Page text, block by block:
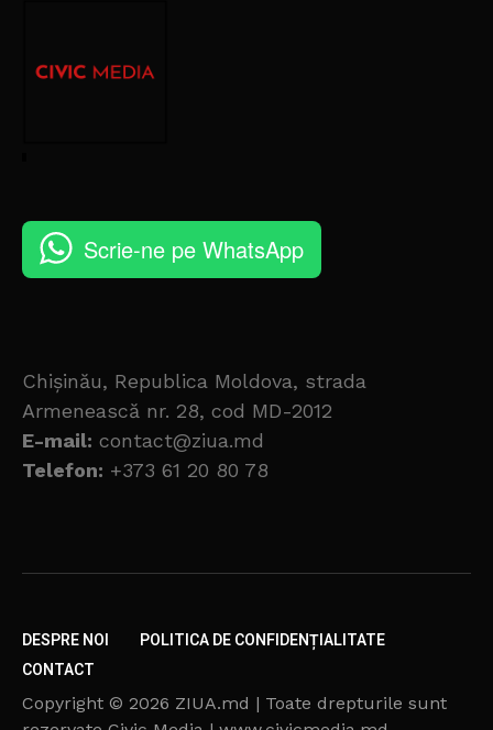
Scrie-ne pe WhatsApp
Chișinău, Republica Moldova, strada
Armenească nr. 28, cod MD-2012
E-mail: contact@ziua.md
Telefon: +373 61 20 80 78
DESPRE NOI
POLITICA DE CONFIDENȚIALITATE
CONTACT
Copyright © 2026 ZIUA.md | Toate drepturile sunt